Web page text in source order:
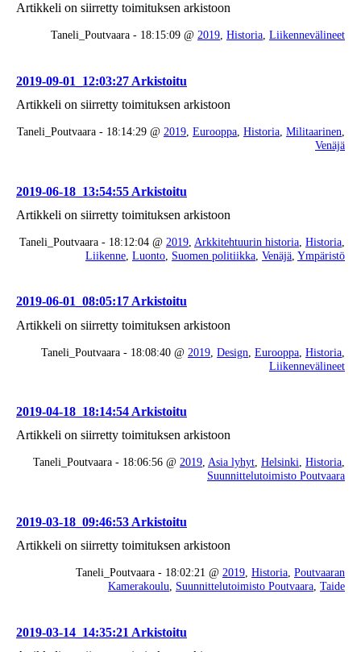
Artikkeli on siirretty toimituksen arkistoon
Taneli_Poutvaara - 18:15:09 @ 2019 Historia Liikennevälineet
2019-09-01_12:03:27 Arkistoitu
Artikkeli on siirretty toimituksen arkistoon
Taneli_Poutvaara - 18:14:29 @ 2019 Eurooppa Historia Militaarinen
Venäjä
2019-06-18_13:54:55 Arkistoitu
Artikkeli on siirretty toimituksen arkistoon
Taneli_Poutvaara - 18:12:04 @ 2019 Arkkitehtuurin historia Historia
Liikenne Luonto Suomen politiikka Venäjä Ympäristö
2019-06-01_08:05:17 Arkistoitu
Artikkeli on siirretty toimituksen arkistoon
Taneli_Poutvaara - 18:08:40 @ 2019 Design Eurooppa Historia
Liikennevälineet
2019-04-18_18:14:54 Arkistoitu
Artikkeli on siirretty toimituksen arkistoon
Taneli_Poutvaara - 18:06:56 @ 2019, Asia lyhyt, Helsinki, Historia,
Suunnittelutoimisto Poutvaara
2019-03-18_09:46:53 Arkistoitu
Artikkeli on siirretty toimituksen arkistoon
Taneli_Poutvaara - 18:02:21 @ 2019, Historia, Poutvaaran
Kamerakoulu, Suunnittelutoimisto Poutvaara, Taide
2019-03-14_14:35:21 Arkistoitu